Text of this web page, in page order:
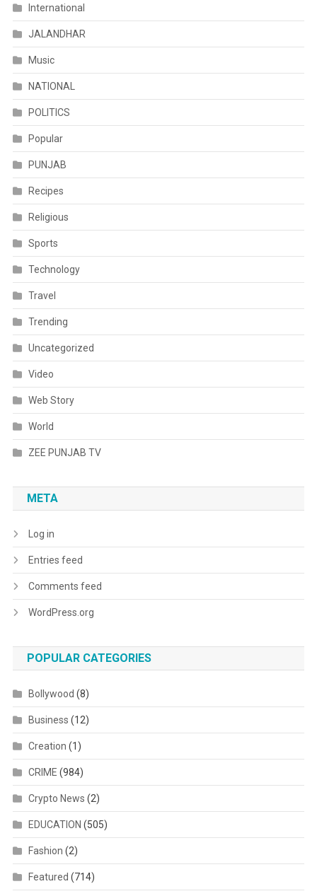
International
JALANDHAR
Music
NATIONAL
POLITICS
Popular
PUNJAB
Recipes
Religious
Sports
Technology
Travel
Trending
Uncategorized
Video
Web Story
World
ZEE PUNJAB TV
META
Log in
Entries feed
Comments feed
WordPress.org
POPULAR CATEGORIES
Bollywood (8)
Business (12)
Creation (1)
CRIME (984)
Crypto News (2)
EDUCATION (505)
Fashion (2)
Featured (714)